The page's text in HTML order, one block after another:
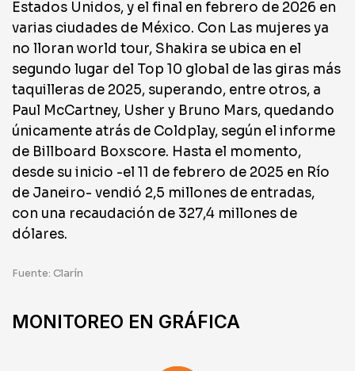
Estados Unidos, y el final en febrero de 2026 en
varias ciudades de México. Con Las mujeres ya
no lloran world tour, Shakira se ubica en el
segundo lugar del Top 10 global de las giras más
taquilleras de 2025, superando, entre otros, a
Paul McCartney, Usher y Bruno Mars, quedando
únicamente atrás de Coldplay, según el informe
de Billboard Boxscore. Hasta el momento,
desde su inicio -el 11 de febrero de 2025 en Río
de Janeiro- vendió 2,5 millones de entradas,
con una recaudación de 327,4 millones de
dólares.
Fuente: Clarín
MONITOREO EN GRÁFICA